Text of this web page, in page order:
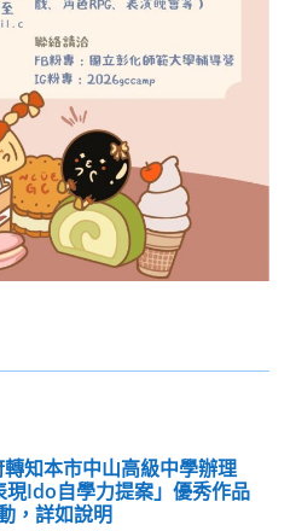
知本市中山高級中學辦理
現Ido自學力提案」優秀作品
，詳如說明